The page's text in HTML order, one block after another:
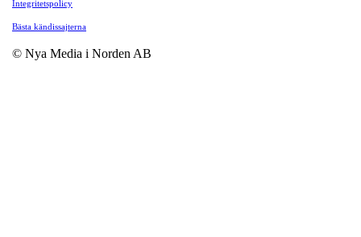
Integritetspolicy
Bästa kändissajterna
© Nya Media i Norden AB